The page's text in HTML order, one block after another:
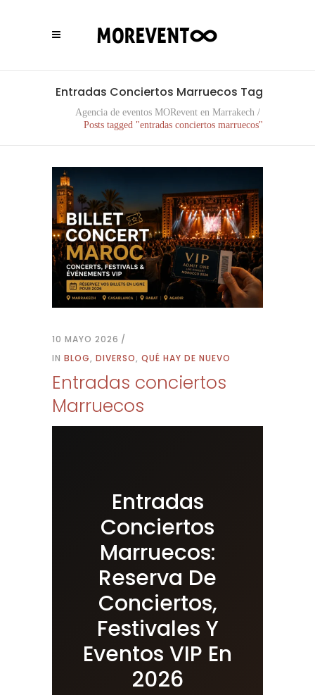
Entradas Conciertos Marruecos Tag
Agencia de eventos MORevent en Marrakech /
Posts tagged "entradas conciertos marruecos"
10 MAYO 2026
IN BLOG, DIVERSO, QUÉ HAY DE NUEVO
Entradas conciertos
Marruecos
Entradas
Conciertos
Marruecos:
Reserva De
Conciertos,
Festivales Y
Eventos VIP En
2026